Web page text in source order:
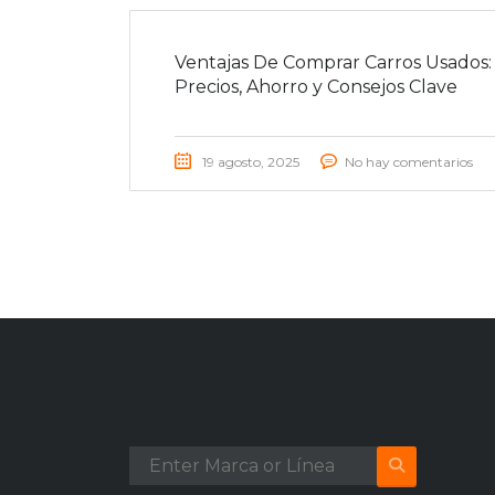
Ventajas De Comprar Carros Usados:
Precios, Ahorro y Consejos Clave
19 agosto, 2025 No hay comentarios